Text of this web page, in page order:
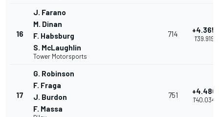
16
J. Farano
M. Dinan
F. Habsburg
S. McLaughlin
Tower Motorsports
714 +4.365
1'39.919
17
G. Robinson
F. Fraga
J. Burdon
F. Massa
751 +4.480
1'40.034